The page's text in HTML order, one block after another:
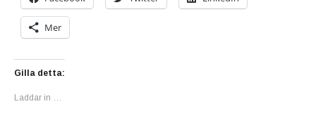
Mer
Gilla detta:
Laddar in …